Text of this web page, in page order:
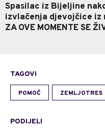
Spasilac iz Bijeljine
izvlačenja djevojčice iz
ZA OVE MOMENTE SE
TAGOVI
POMOĆ ZEMLJOTRES
PODIJELI